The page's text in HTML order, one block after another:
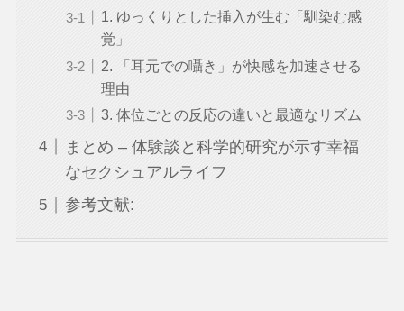
1. ゆっくりとした挿入が生む「馴染む感
覚」
2. 「耳元での囁き」が快感を加速させる
理由
3. 体位ごとの反応の違いと最適なリズム
まとめ – 体験談と科学的研究が示す幸福
なセクシュアルライフ
参考文献: